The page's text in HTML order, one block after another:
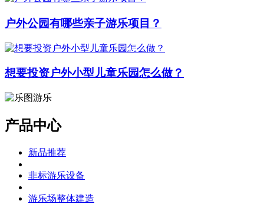
户外公园有哪些亲子游乐项目？
想要投资户外小型儿童乐园怎么做？
产品中心
新品推荐
非标游乐设备
游乐场整体建造